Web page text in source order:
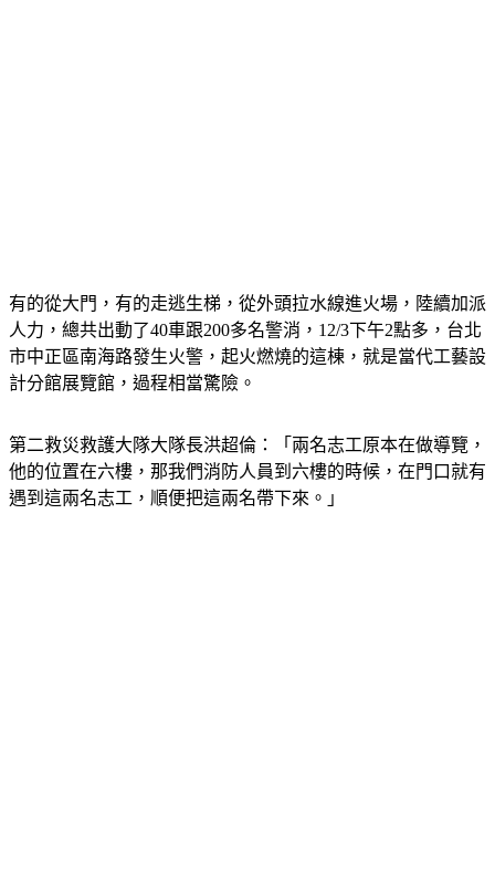
有的從大門，有的走逃生梯，從外頭拉水線進火場，陸續加派
人力，總共出動了40車跟200多名警消，12/3下午2點多，台北
市中正區南海路發生火警，起火燃燒的這棟，就是當代工藝設
計分館展覽館，過程相當驚險。
第二救災救護大隊大隊長洪超倫：「兩名志工原本在做導覽，
他的位置在六樓，那我們消防人員到六樓的時候，在門口就有
遇到這兩名志工，順便把這兩名帶下來。」